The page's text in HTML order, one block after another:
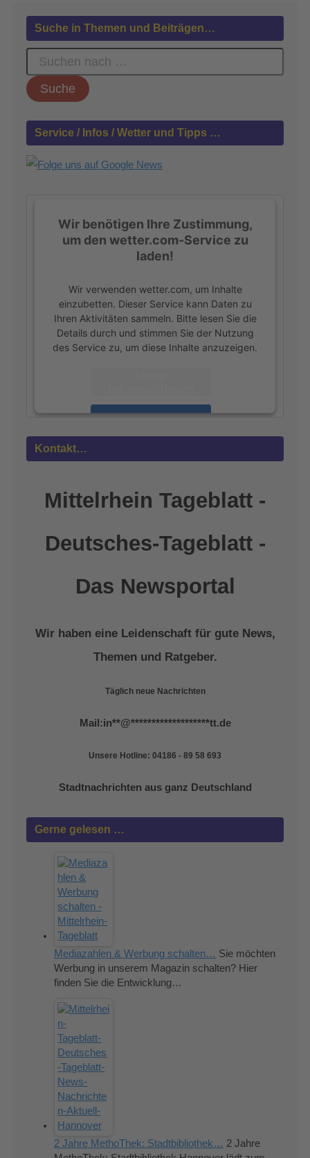
Suche in Themen und Beiträgen…
S
c
h
n
c
Service / Infos / Wetter und Tipps …
Wir benötigen Ihre Zustimmung,
um den wetter.com-Service zu
laden!
Wir verwenden wetter.com, um Inhalte
einzubetten. Dieser Service kann Daten zu
Ihren Aktivitäten sammeln. Bitte lesen Sie die
Details durch und stimmen Sie der Nutzung
des Service zu, um diese Inhalte anzuzeigen.
Akzeptieren
Kontakt…
Mittelrhein Tageblatt -
Deutsches-Tageblatt -
Das Newsportal
Wir haben eine Leidenschaft für gute News,
Themen und Ratgeber.
Täglich neue Nachrichten
Mail:in**@*******************tt.de
Unsere Hotline: 04186 - 89 58 693
Stadtnachrichten aus ganz Deutschland
Gerne gelesen …
Mediazahlen & Werbung schalten… Sie möchten
Werbung in unserem Magazin schalten? Hier
finden Sie die Entwicklung…
2 Jahre MethoThek: Stadtbibliothek… 2 Jahre